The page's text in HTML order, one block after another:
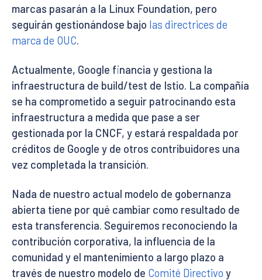
marcas pasarán a la Linux Foundation, pero
seguirán gestionándose bajo las directrices de
marca de OUC.
Actualmente, Google financia y gestiona la
infraestructura de build/test de Istio. La compañía
se ha comprometido a seguir patrocinando esta
infraestructura a medida que pase a ser
gestionada por la CNCF, y estará respaldada por
créditos de Google y de otros contribuidores una
vez completada la transición.
Nada de nuestro actual modelo de gobernanza
abierta tiene por qué cambiar como resultado de
esta transferencia. Seguiremos reconociendo la
contribución corporativa, la influencia de la
comunidad y el mantenimiento a largo plazo a
través de nuestro modelo de Comité Directivo y